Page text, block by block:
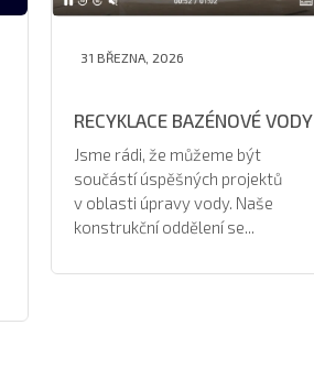
31 BŘEZNA, 2026
RECYKLACE BAZÉNOVÉ VODY
Jsme rádi, že můžeme být
součástí úspěšných projektů
v oblasti úpravy vody. Naše
konstrukční oddělení se...